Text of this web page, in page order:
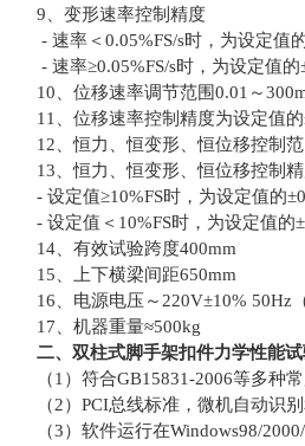
9、变形速率控制精度
- 速率＜0.05%FS/s时，为设定值的
- 速率≥0.05%FS/s时，为设定值的
10、位移速率调节范围0.01～
11、位移速率控制精度为设定值的
12、恒力、恒变形、恒位移控制范
13、恒力、恒变形、恒位移控制
- 设定值≥10%FS时，为设定值的
- 设定值＜10%FS时，为设定值的
14、有效试验跨度400mm
15、上下横梁间距650mm
16、电源电压～220V±10% 50Hz（
17、机器重量≈500kg
二、双柱式脚手架扣件力学性能试
（1）符合GB15831-2006等多种常
（2）PCI总线标准，微机自动识别
（3）软件运行在Windows98/2000/